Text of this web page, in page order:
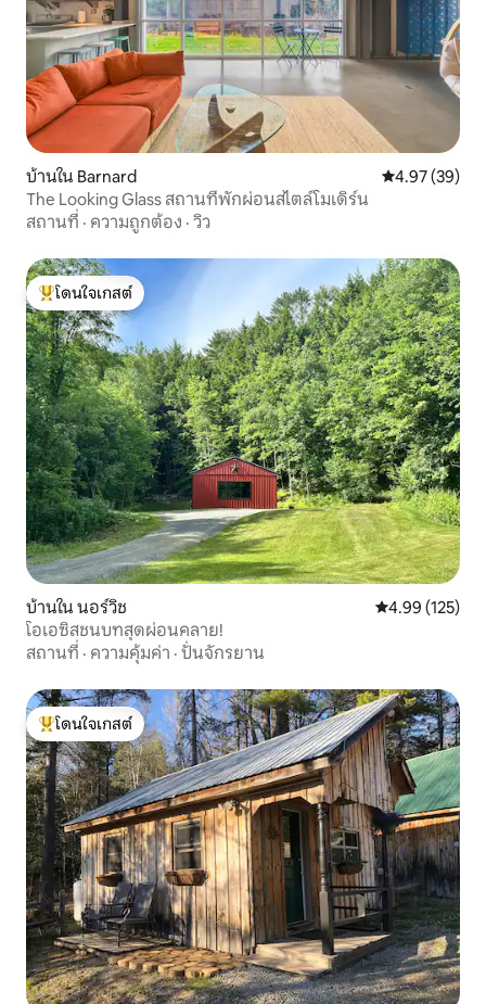
บ้านใน Barnard คะแนนเฉลี่ย
4.97 (39)
The Looking Glass สถานที่พักผ่อนสไตล์โมเดิร์น
สถานที่ · ความถูกต้อง · วิว
โดนใจเกสต์ที่สุด
โดนใจเกสต์
บ้านใน นอร์วิช คะแนนเฉลี่ย
4.99 (125)
โอเอซิสชนบทสุดผ่อนคลาย!
สถานที่ · ความคุ้มค่า · ปั่นจักรยาน
โดนใจเกสต์ที่สุด
โดนใจเกสต์